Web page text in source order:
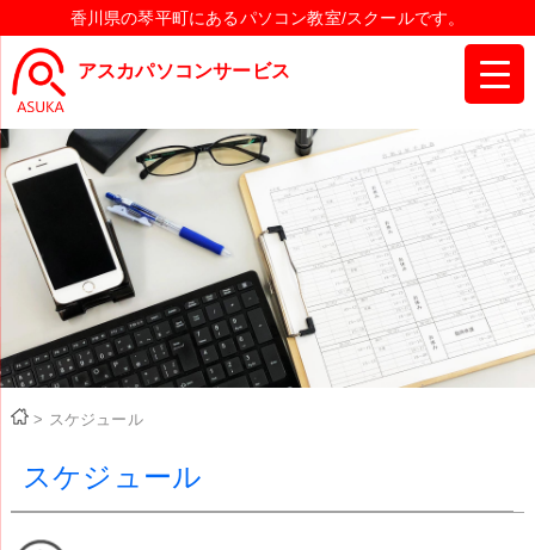
香川県の琴平町にあるパソコン教室/スクールです。
アスカパソコンサービス
> スケジュール
スケジュール